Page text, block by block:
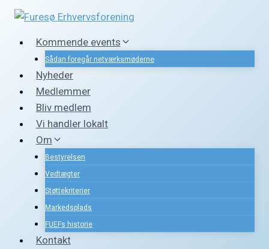
Fortsæt
indhold
Kommende events
Sådan foregår netværksmøderne
Nyheder
Medlemmer
Bliv medlem
Vi handler lokalt
Om
Bestyrelsen
Vedtægter
Støttekriterier
Markedsplads
FUEFs historie
Kontakt